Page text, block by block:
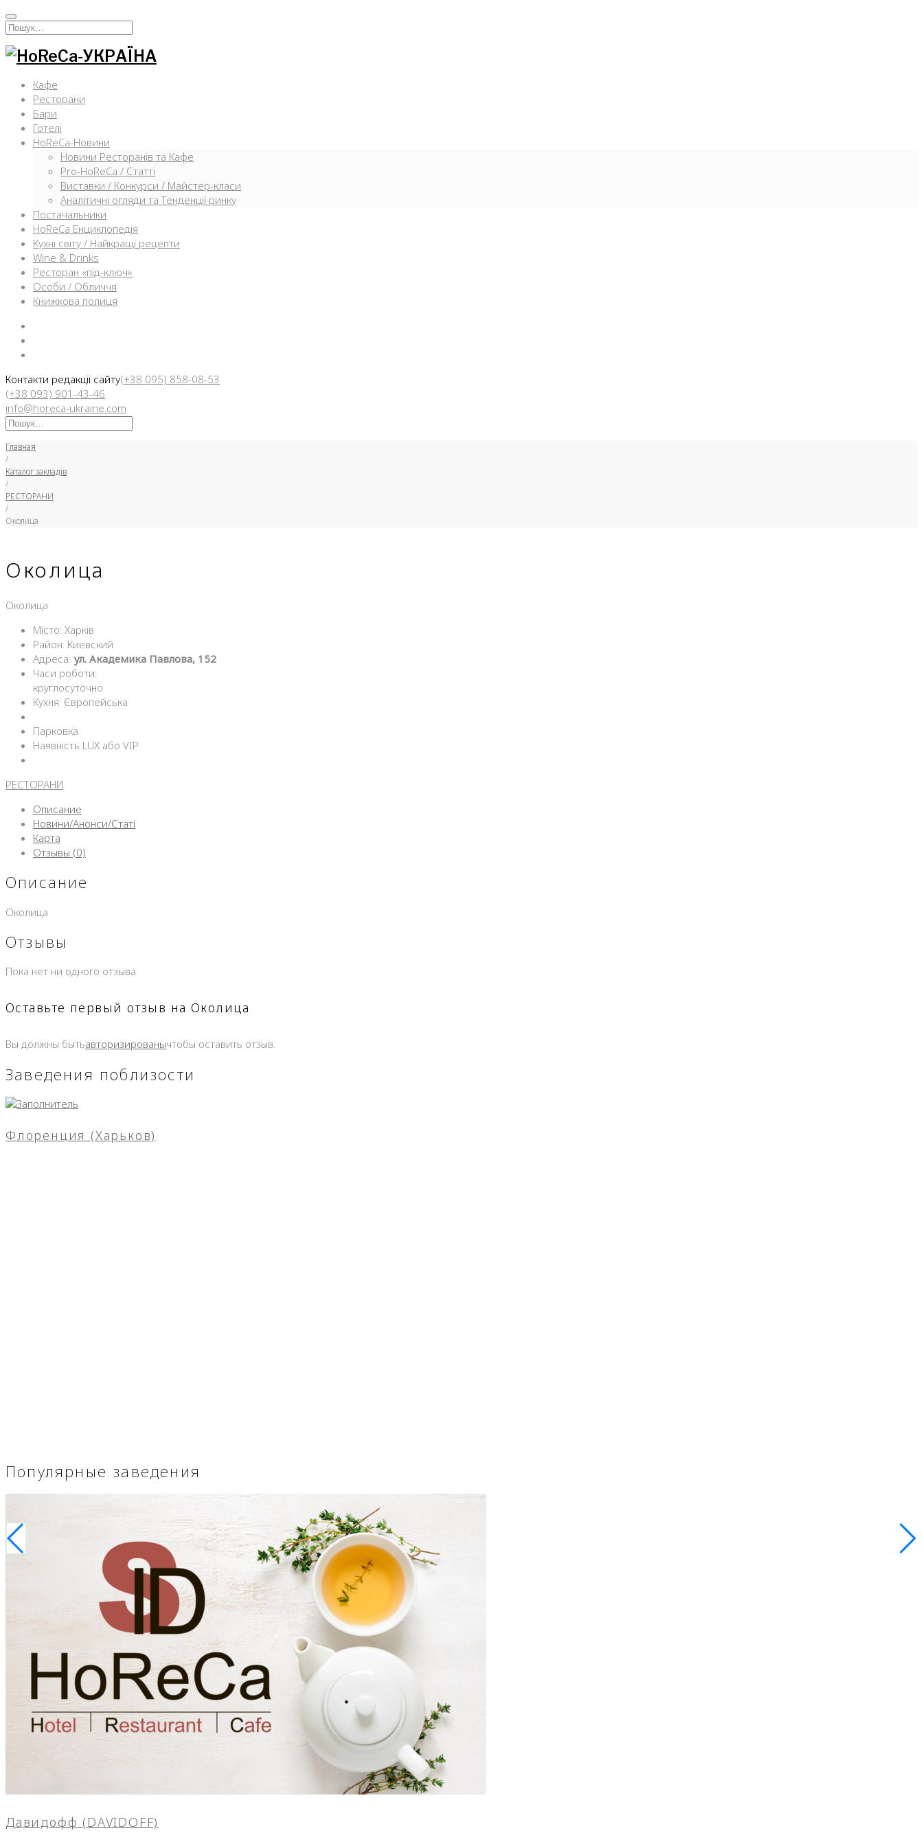
Перейти
кИскать:
Кафе
Ресторани
Бари
Готелі
HoReCa-Новини
Новини Ресторанів та Кафе
Pro-HoReCa / Статті
Виставки / Конкурси / Майстер-класи
Аналітичні огляди та Тенденції ринку
Постачальники
HoReCa Енциклопедія
Кухні світу / Найкращі рецепти
Wine & Drinks
Ресторан «під-ключ»
Особи / Обличчя
Книжкова полиця
Контакти редакції сайту(+38 095) 858-08-53
(+38 093) 901-43-46
info@horeca-ukraine.com
Искать:
Главная
/
Каталог закладів
/
РЕСТОРАНИ
/
Околица
Околица
Околица
Місто: Харків
Район: Киевский
Адреса: ул. Академика Павлова, 152
Часи роботи:
круглосуточно
Кухня: Європейська
Парковка
Наявність LUX або VIP
РЕСТОРАНИ
Описание
Новини/Анонси/Статі
Карта
Отзывы (0)
Описание
Околица
Отзывы
Пока нет ни одного отзыва.
Оставьте первый отзыв на Околица
Вы должны бытьавторизированычтобы оставить отзыв.
Заведения поблизости
Флоренция (Харьков)
Популярные заведения
Давидофф (DAVIDOFF)